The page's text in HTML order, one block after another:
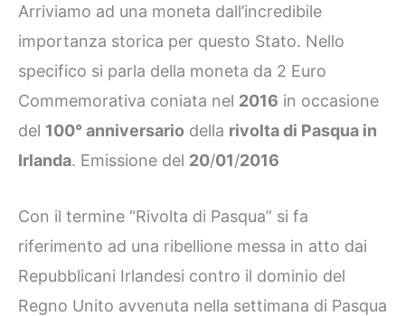
Arriviamo ad una moneta dall’incredibile
importanza storica per questo Stato. Nello
specifico si parla della moneta da 2 Euro
Commemorativa coniata nel 2016 in occasione
del 100° anniversario della rivolta di Pasqua in
Irlanda. Emissione del 20/01/2016
Con il termine “Rivolta di Pasqua” si fa
riferimento ad una ribellione messa in atto dai
Repubblicani Irlandesi contro il dominio del
Regno Unito avvenuta nella settimana di Pasqua